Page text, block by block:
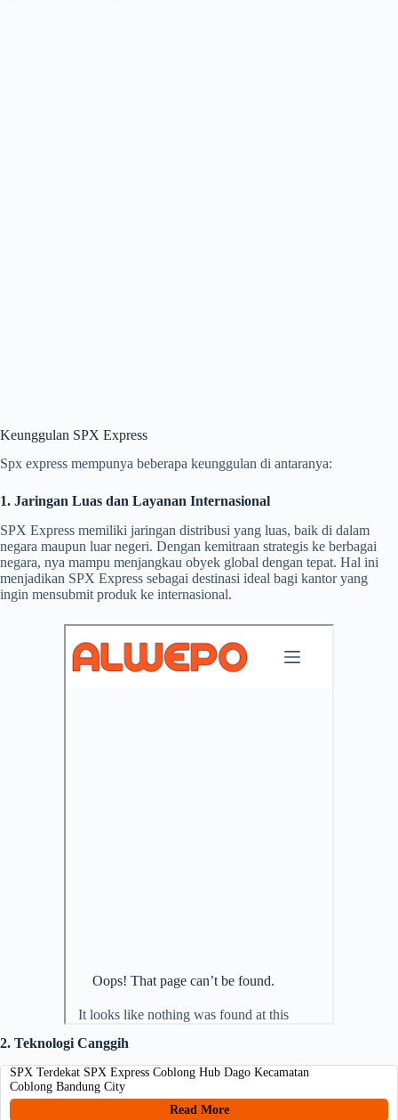
Keunggulan SPX Express
Spx express mempunya beberapa keunggulan di antaranya:
1. Jaringan Luas dan Layanan Internasional
SPX Express memiliki jaringan distribusi yang luas, baik di dalam
negara maupun luar negeri. Dengan kemitraan strategis ke berbagai
negara, nya mampu menjangkau obyek global dengan tepat. Hal ini
menjadikan SPX Express sebagai destinasi ideal bagi kantor yang
ingin mensubmit produk ke internasional.
2. Teknologi Canggih
SPX Terdekat SPX Express Coblong Hub Dago Kecamatan
Coblong Bandung City
Read More